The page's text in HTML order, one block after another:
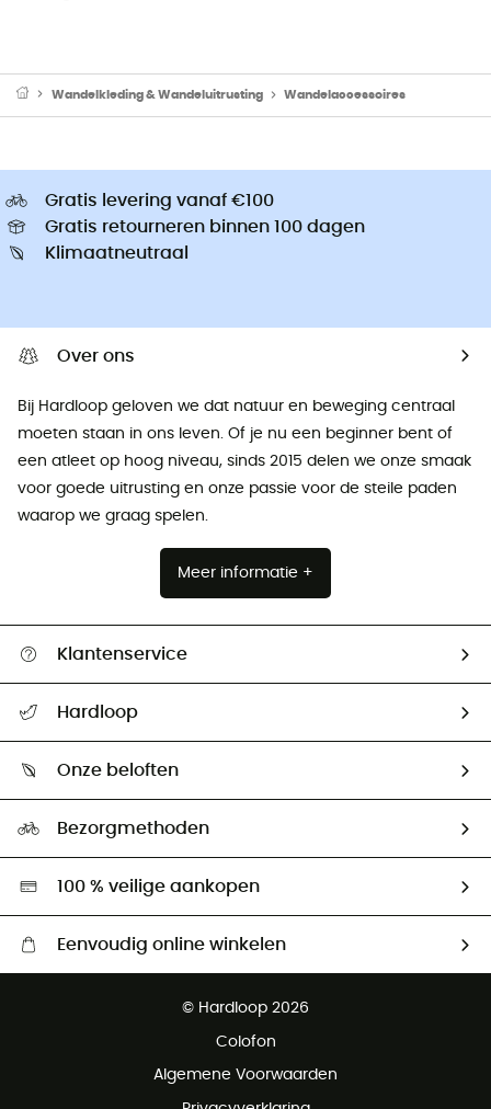
Wandelkleding & Wandeluitrusting Wandelaccessoires
Gratis levering vanaf €100
Gratis retourneren binnen 100 dagen
Klimaatneutraal
Over ons
Bij Hardloop geloven we dat natuur en beweging centraal
moeten staan ​​in ons leven. Of je nu een beginner bent of
een atleet op hoog niveau, sinds 2015 delen we onze smaak
voor goede uitrusting en onze passie voor de steile paden
waarop we graag spelen.
Meer informatie +
Klantenservice
Retourzendingen & Terugbetalingen
Hardloop
Ambassadeurs
Onze beloften
Hardgreen
Bezorgmethoden
100 % veilige aankopen
Eenvoudig online winkelen
Gratis retourneren binnen 100 dagen
© Hardloop 2026
Colofon
Algemene Voorwaarden